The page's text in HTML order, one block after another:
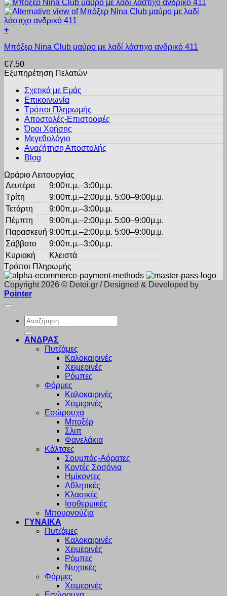
σελίδα
του
προϊόντος
πολλαπλές
παραλλαγές.
Οι
επιλογές
να
στη
σελίδα
προϊόντος
+
το
έχει
πολλαπλές
επιλογές
μπορούν
επιλεγούν
σελίδα
Μπόξερ Nina Club μαύρο με λαδί λάστιχο ανδρικό 411
€7.50
Εξυπηρέτηση Πελατών
Σχετικά με Εμάς
Επικοινωνία
Τρόποι Πληρωμής
Αποστολές-Επιστροφές
Όροι Χρήσης
Μεγεθολόγιο
Αναζήτηση Αποστολής
Blog
Ωράριο Λειτουργίας
Δευτέρα
9:00π.μ.–3:00μ.μ.
Τρίτη
9:00π.μ.–2:00μ.μ. 5:00–9:00μ.μ.
Τετάρτη
9:00π.μ.–3:00μ.μ.
Πέμπτη
9:00π.μ.–2:00μ.μ. 5:00–9:00μ.μ.
Παρασκευή 9:00π.μ.–2:00μ.μ. 5:00–9:00μ.μ.
Σάββατο
9:00π.μ.–3:00μ.μ.
Κυριακή
Κλειστά
Τρόποι Πληρωμής
Copyright 2026 © Detoi.gr / Designed & Developed by
Pointer
Αναζήτηση
για:
ΑΝΔΡΑΣ
Πυτζάμες
Καλοκαιρινές
Χειμερινές
Ρόμπες
Φόρμες
Καλοκαιρινές
Χειμερινές
Εσώρουχα
Μποξέρ
Σλιπ
Φανελάκια
Κάλτσες
Σουμπάς-Αόρατες
Κοντές Σοσόνια
Ημίκοντες
Αθλητικές
Κλασικές
Ισοθερμικές
Μπουρνούζια
ΓΥΝΑΙΚΑ
Πυτζάμες
Καλοκαιρινές
Χειμερινές
Ρόμπες
Νυχτικές
Φόρμες
Χειμερινές